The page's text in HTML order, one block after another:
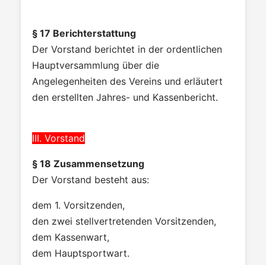
§ 17 Berichterstattung
Der Vorstand berichtet in der ordentlichen
Hauptversammlung über die
Angelegenheiten des Vereins und erläutert
den erstellten Jahres- und Kassenbericht.
III. Vorstand
§ 18 Zusammensetzung
Der Vorstand besteht aus:
dem 1. Vorsitzenden,
den zwei stellvertretenden Vorsitzenden,
dem Kassenwart,
dem Hauptsportwart.